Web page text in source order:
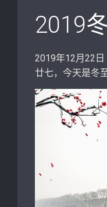
2019
2019年12月22日
廿七，今天是冬